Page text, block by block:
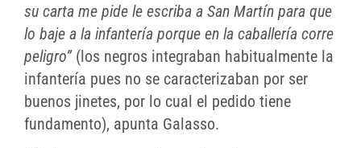
su carta me pide le escriba a San Martín para que
lo baje a la infantería porque en la caballería corre
peligro”(los negros integraban habitualmente la
infantería pues no se caracterizaban por ser
buenos jinetes, por lo cual el pedido tiene
fundamento), apunta Galasso.